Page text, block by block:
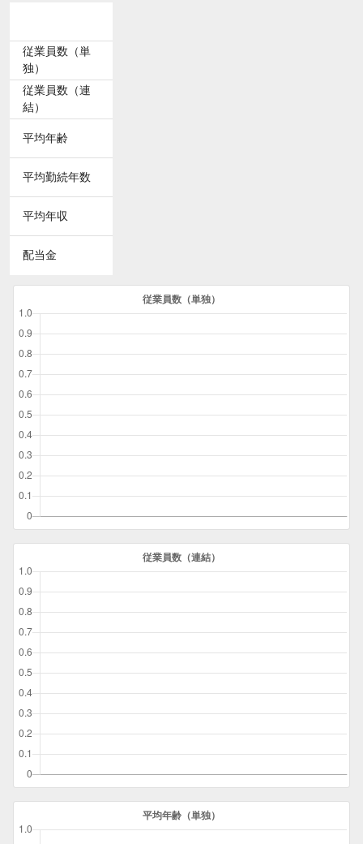
従業員数（単
独）
従業員数（連
結）
平均年齢
平均勤続年数
平均年収
配当金